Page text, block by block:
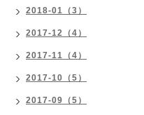
2018-01（3）
2017-12（4）
2017-11（4）
2017-10（5）
2017-09（5）